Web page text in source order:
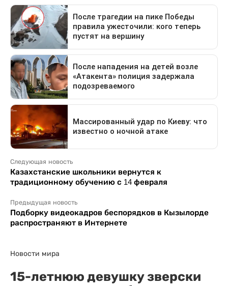
Следующая новость
Казахстанские школьники вернутся к
традиционному обучению с 14 февраля
Предыдущая новость
Подборку видеокадров беспорядков в Кызылорде
распространяют в Интернете
Новости мира
15-летнюю девушку зверски